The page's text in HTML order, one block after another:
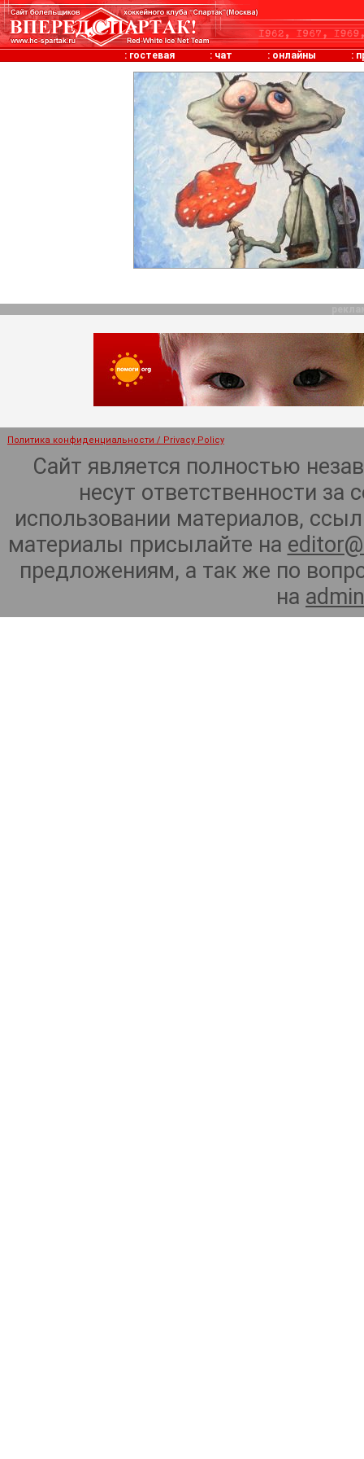
: гостевая : чат : онлайны :
Политика конфиденциальности / Privacy Policy
Сайт является полностью
несут ответственности
использовании материалов,
материалы присылайте на
предложениям, а так же по
на